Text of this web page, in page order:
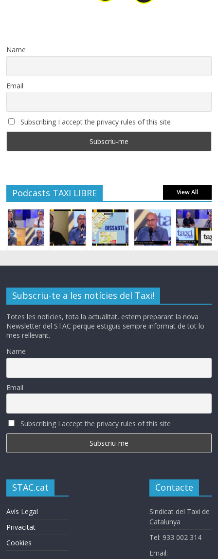
Name
Email
Subscribing I accept the privacy rules of this site
Podcasts TAXI LIBRE View All
Subscriu-te a les notícies del Taxi!
Totes les noticies, tota la actualitat, estem preparant la nova
Newsletter del STAC perque estiguis sempre informat de tot lo
mes rellevant.
Name
Email
Subscribing I accept the privacy rules of this site
STAC.cat
Avís Legal
Privacitat
Cookies
Contacte
Sindicat del Taxi de
Catalunya
Tel: 933 002 314
Email: